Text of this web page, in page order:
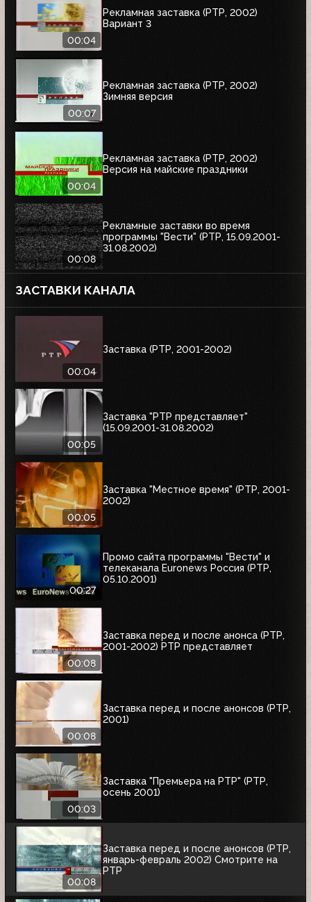
00:04
Рекламная заставка (РТР, 2002)
Вариант 3
00:07
Рекламная заставка (РТР, 2002)
Зимняя версия
00:04
Рекламная заставка (РТР, 2002)
Версия на майские праздники
00:08
Рекламные заставки во время
программы "Вести" (РТР, 15.09.2001-
31.08.2002)
ЗАСТАВКИ КАНАЛА
00:04
Заставка (РТР, 2001-2002)
00:05
Заставка "РТР представляет"
(15.09.2001-31.08.2002)
00:05
Заставка "Местное время" (РТР, 2001-
2002)
00:27
Промо сайта программы "Вести" и
телеканала Euronews Россия (РТР,
05.10.2001)
00:08
Заставка перед и после анонса (РТР,
2001-2002) РТР представляет
00:08
Заставка перед и после анонсов (РТР,
2001)
00:03
Заставка "Премьера на РТР" (РТР,
осень 2001)
00:08
Заставка перед и после анонсов (РТР,
январь-февраль 2002) Смотрите на
РТР